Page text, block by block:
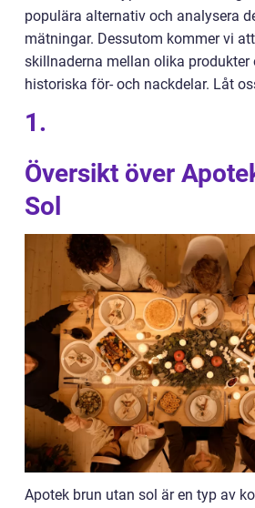
populära alternativ och analysera
mätningar. Dessutom kommer vi
skillnaderna mellan olika produkter
historiska för- och nackdelar. Låt
1.
Översikt över
Sol
Apotek brun utan sol är en typ av